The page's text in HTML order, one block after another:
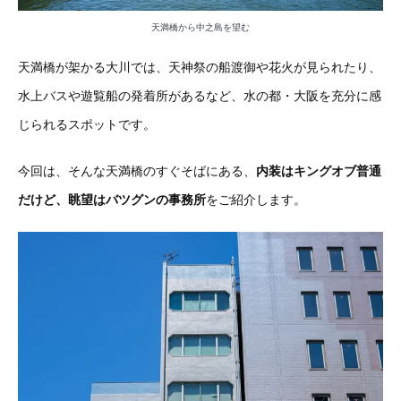
天満橋から中之島を望む
天満橋が架かる大川では、天神祭の船渡御や花火が見られたり、
水上バスや遊覧船の発着所があるなど、水の都・大阪を充分に感
じられるスポットです。
今回は、そんな天満橋のすぐそばにある、 内装はキングオブ普通
だけど、眺望はバツグンの事務所をご紹介します。